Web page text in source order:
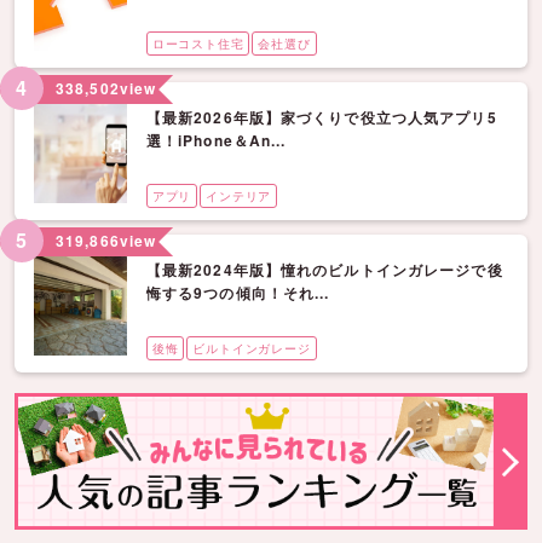
ローコスト住宅 会社選び
4 338,502view
【最新2026年版】家づくりで役立つ人気アプリ5
選！iPhone＆An...
アプリ インテリア
5 319,866view
【最新2024年版】憧れのビルトインガレージで後
悔する9つの傾向！それ...
後悔 ビルトインガレージ